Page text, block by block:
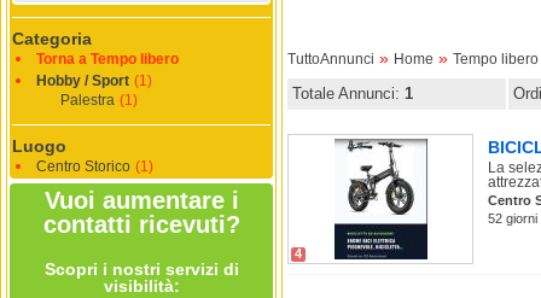
Categoria
Torna a Tempo libero
Hobby / Sport (1)
Palestra (1)
Luogo
Centro Storico (1)
Vuoi aumentare i
contatti ricevuti?
Scopri i nostri servizi di
visibilità:
TuttoAnnunci » Home » Tempo libero
Totale Annunci: 1
4
La
Centro
52 giorni